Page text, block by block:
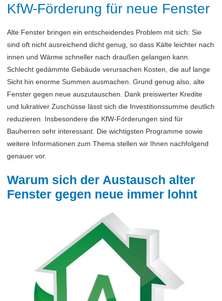
KfW-Förderung für neue Fenster
Alte Fenster bringen ein entscheidendes Problem mit sich: Sie
sind oft nicht ausreichend dicht genug, so dass Kälte leichter nach
innen und Wärme schneller nach draußen gelangen kann.
Schlecht gedämmte Gebäude verursachen Kosten, die auf lange
Sicht hin enorme Summen ausmachen. Grund genug also, alte
Fenster gegen neue auszutauschen. Dank preiswerter Kredite
und lukrativer Zuschüsse lässt sich die Investitionssumme deutlich
reduzieren. Insbesondere die KfW-Förderungen sind für
Bauherren sehr interessant. Die wichtigsten Programme sowie
weitere Informationen zum Thema stellen wir Ihnen nachfolgend
genauer vor.
Warum sich der Austausch alter
Fenster gegen neue immer lohnt